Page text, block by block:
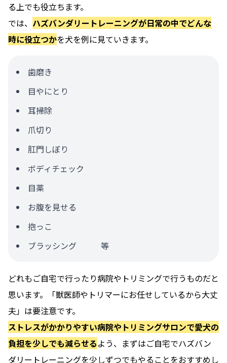
る上でも役立ちます。
では、 ハズバンダリートレーニングが日常の中でどんな
時に役立つかを犬を例に見ていきます。
歯磨き
目やにとり
耳掃除
爪切り
肛門しぼり
ボディチェック
目薬
お腹を見せる
抱っこ
ブラッシング 等
どれもご自宅で行ったり病院やトリミングで行うものだと
思います。「獣医師やトリマーにお任せしているから大丈
夫」は要注意です。
ストレスがかかりやすい病院やトリミングサロンで愛犬の
負担を少しでも減らせるよう、まずはご自宅でハズバン
ダリートレーニングを少しずつでもやることをおすすめし